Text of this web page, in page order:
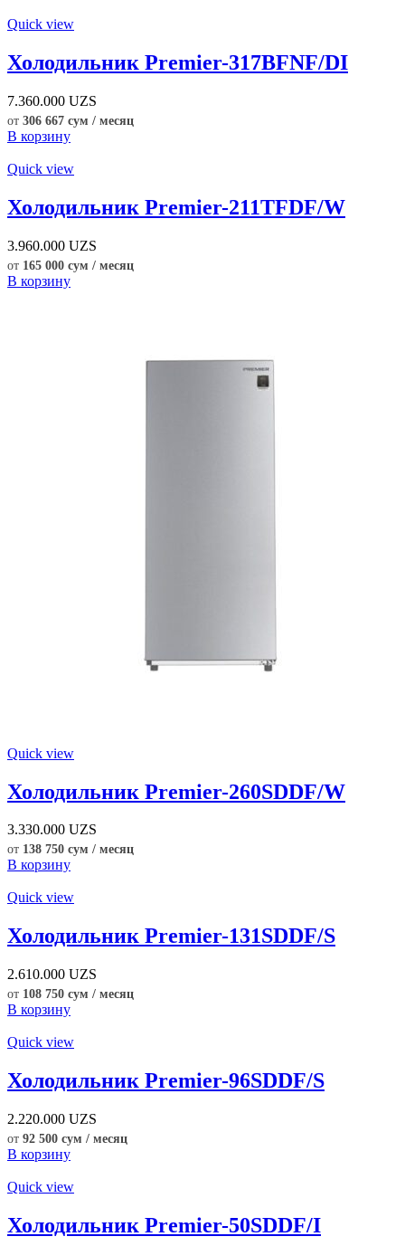
Quick view
Холодильник Premier-317BFNF/DI
7.360.000 UZS
от 306 667 сум / месяц
В корзину
Quick view
Холодильник Premier-211TFDF/W
3.960.000 UZS
от 165 000 сум / месяц
В корзину
Quick view
Холодильник Premier-260SDDF/W
3.330.000 UZS
от 138 750 сум / месяц
В корзину
Quick view
Холодильник Premier-131SDDF/S
2.610.000 UZS
от 108 750 сум / месяц
В корзину
Quick view
Холодильник Premier-96SDDF/S
2.220.000 UZS
от 92 500 сум / месяц
В корзину
Quick view
Холодильник Premier-50SDDF/I